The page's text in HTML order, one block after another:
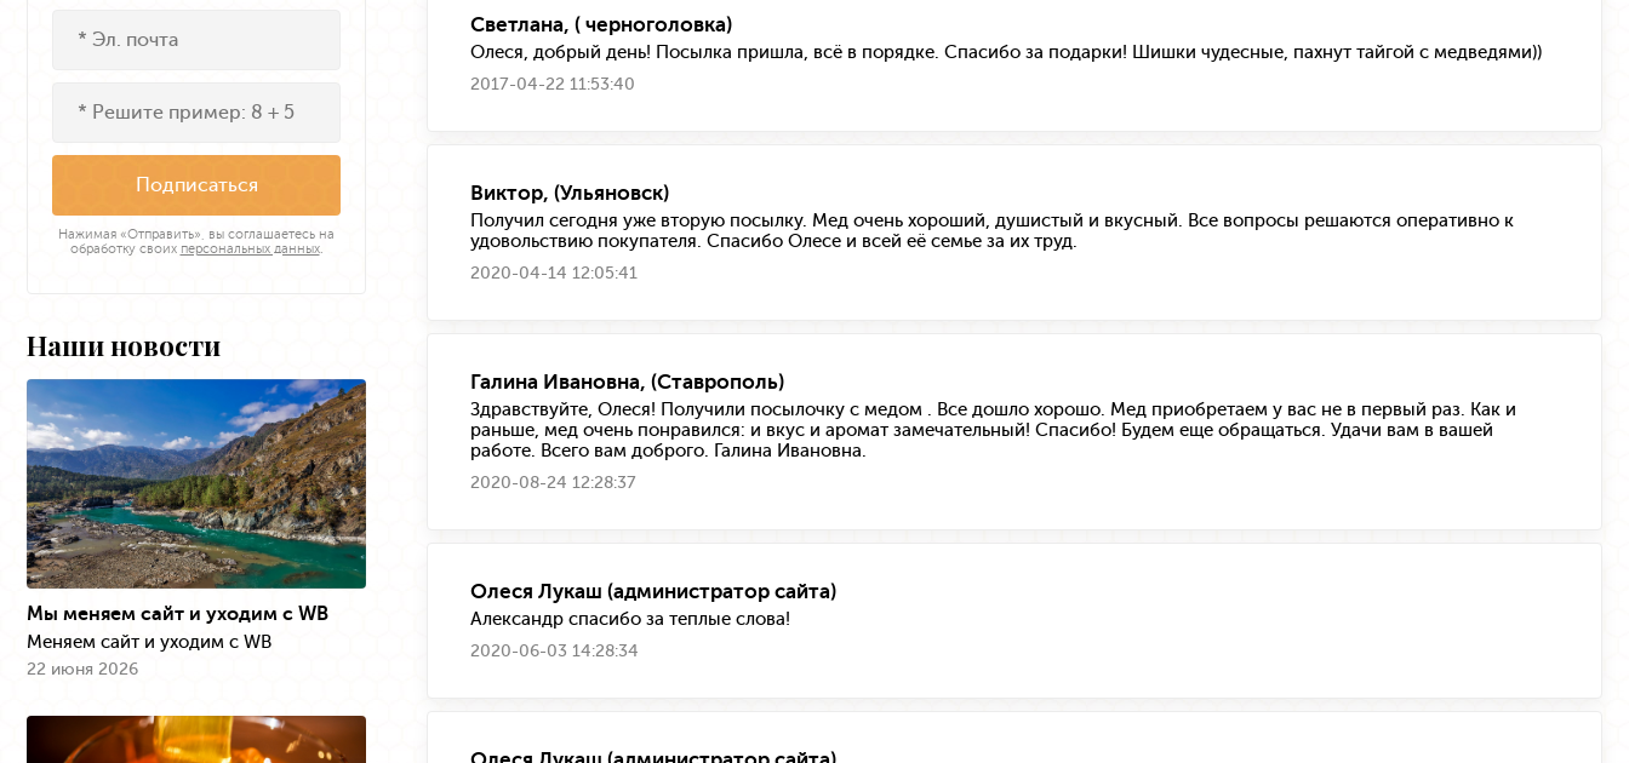
Подписаться
Нажимая «Отправить», вы соглашаетесь на
обработку своих персональных данных.
Наши новости
Мы меняем сайт и уходим с WB
Меняем сайт и уходим с WB
22 июня 2026
Светлана, ( черноголовка)
Олеся, добрый день! Посылка пришла, всё в порядке. Спасибо за подарки! Шишки чудесные, пахнут тайгой с медведями))
2017-04-22 11:53:40
Виктор, (Ульяновск)
Получил сегодня уже вторую посылку. Мед очень хороший, душистый и вкусный. Все вопросы решаются оперативно к
удовольствию покупателя. Спасибо Олесе и всей её семье за их труд.
2020-04-14 12:05:41
Галина Ивановна, (Ставрополь)
Здравствуйте, Олеся! Получили посылочку с медом . Все дошло хорошо. Мед приобретаем у вас не в первый раз. Как и
раньше, мед очень понравился: и вкус и аромат замечательный! Спасибо! Будем еще обращаться. Удачи вам в вашей
работе. Всего вам доброго. Галина Ивановна.
2020-08-24 12:28:37
Олеся Лукаш (администратор сайта)
Александр спасибо за теплые слова!
2020-06-03 14:28:34